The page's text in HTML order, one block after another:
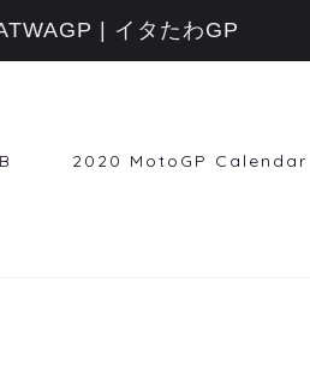
2020 MotoGP Calendar
| イタたわGP